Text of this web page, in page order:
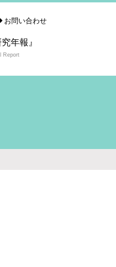
お問い合わせ
年報』
Report